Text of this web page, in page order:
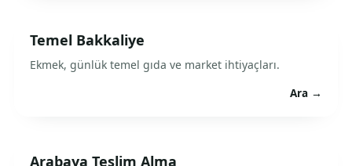
Temel Bakkaliye
Ekmek, günlük temel gıda ve market ihtiyaçları.
Ara →
Arabaya Teslim Alma